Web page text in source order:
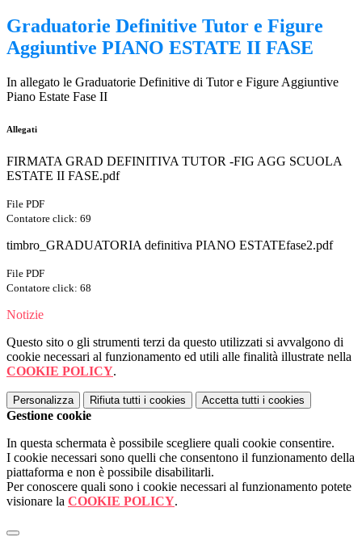
Graduatorie Definitive Tutor e Figure
Aggiuntive PIANO ESTATE II FASE
In allegato le Graduatorie Definitive di Tutor e Figure Aggiuntive
Piano Estate Fase II
Allegati
FIRMATA GRAD DEFINITIVA TUTOR -FIG AGG SCUOLA
ESTATE II FASE.pdf
File PDF
Contatore click: 69
timbro_GRADUATORIA definitiva PIANO ESTATEfase2.pdf
File PDF
Contatore click: 68
Notizie
Questo sito o gli strumenti terzi da questo utilizzati si avvalgono di
cookie necessari al funzionamento ed utili alle finalità illustrate nella
COOKIE POLICY.
Personalizza Rifiuta tutti i cookies Accetta tutti i cookies
Gestione cookie
In questa schermata è possibile scegliere quali cookie consentire.
I cookie necessari sono quelli che consentono il funzionamento della
piattaforma e non è possibile disabilitarli.
Per conoscere quali sono i cookie necessari al funzionamento potete
visionare la COOKIE POLICY.